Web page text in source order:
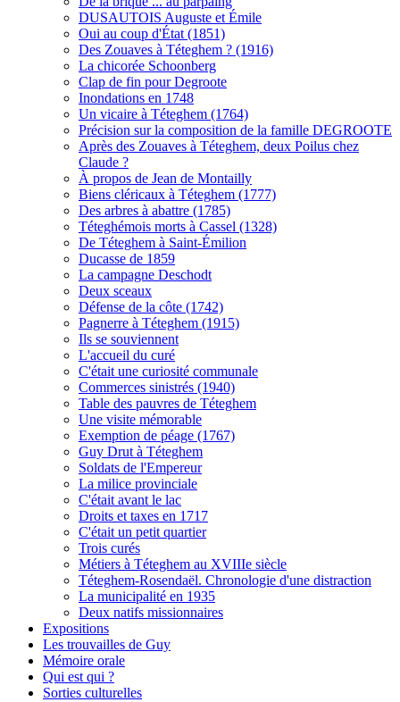
DUSAUTOIS Auguste et Émile
Oui au coup d'État (1851)
Des Zouaves à Téteghem ? (1916)
La chicorée Schoonberg
Clap de fin pour Degroote
Inondations en 1748
Un vicaire à Téteghem (1764)
Précision sur la composition de la famille DEGROOTE
Après des Zouaves à Téteghem, deux Poilus chez
Claude ?
À propos de Jean de Montailly
Biens cléricaux à Téteghem (1777)
Des arbres à abattre (1785)
Téteghémois morts à Cassel (1328)
De Téteghem à Saint-Émilion
Ducasse de 1859
La campagne Deschodt
Deux sceaux
Défense de la côte (1742)
Pagnerre à Téteghem (1915)
Ils se souviennent
L'accueil du curé
C'était une curiosité communale
Commerces sinistrés (1940)
Table des pauvres de Téteghem
Une visite mémorable
Exemption de péage (1767)
Guy Drut à Téteghem
Soldats de l'Empereur
La milice provinciale
C'était avant le lac
Droits et taxes en 1717
C'était un petit quartier
Trois curés
Métiers à Téteghem au XVIIIe siècle
Téteghem-Rosendaël. Chronologie d'une distraction
La municipalité en 1935
Deux natifs missionnaires
Expositions
Les trouvailles de Guy
Mémoire orale
Qui est qui ?
Sorties culturelles